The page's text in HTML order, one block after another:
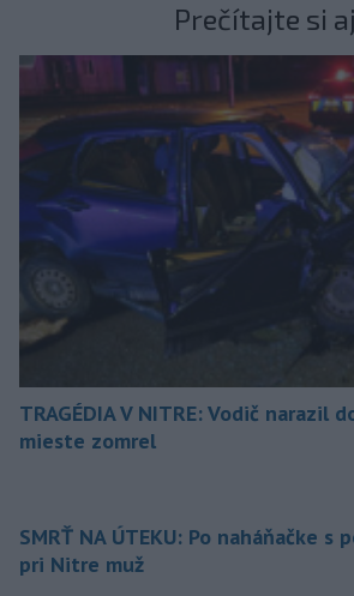
Prečítajte si
TRAGÉDIA V NITRE: Vodič narazil
mieste zomrel
SMRŤ NA ÚTEKU: Po naháňačke
pri Nitre muž